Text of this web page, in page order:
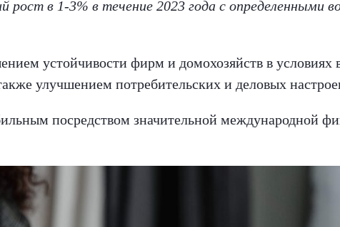
в 1-3% в течение 2023 года с определенными
устойчивости фирм и домохозяйств в условиях
улучшением потребительских и деловых
посредством значительной международной